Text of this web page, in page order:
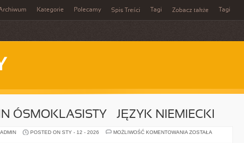
Kategorie Polecamy Spis Treści Tagi Zobacz także Tagi
ÓSMOKLASISTY – JĘZYK NIEMIECKI
POSTED ON STY - 12 - 2026 MOŻLIWOŚĆ KOMENTOWANIA EGZAMIN
ZOSTAŁA